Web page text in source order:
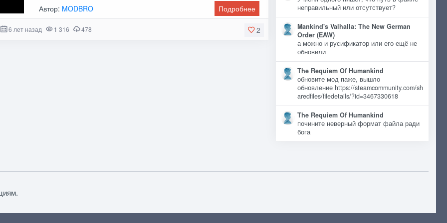
Автор: MODBRO Подробнее
2
6 лет назад 1 316 478
неправильный или отсутствует?
Mankind's Valhalla: The New German
Order (EAW)
а можно и русификатор или его ещё не
обновили
The Requiem Of Humankind
обновите мод паже, вышло
обновление https://steamcommunity.com/sh
aredfiles/filedetails/?id=3467330618
The Requiem Of Humankind
почините неверный формат файла ради
бога